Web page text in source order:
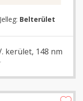
Jelleg: Belterület
kerület, 148 nm